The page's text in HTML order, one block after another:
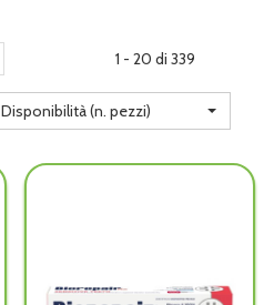
1 - 20 di 339
Disponibilità (n. pezzi)